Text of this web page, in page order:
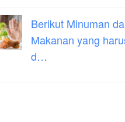
Berikut Minuman
Makanan yang
d…